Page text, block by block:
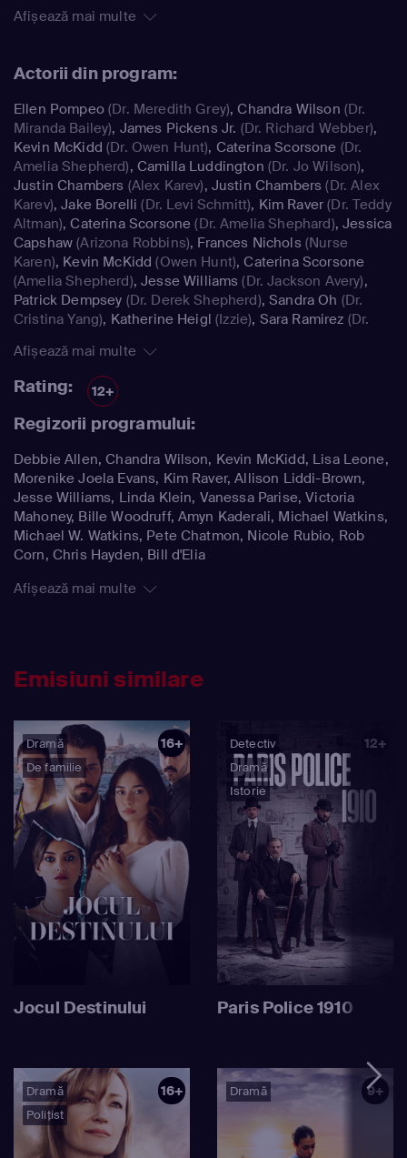
Afișează mai multe
Actorii din program:
Ellen Pompeo(Dr. Meredith Grey),Chandra Wilson (Dr.
Miranda Bailey), James Pickens Jr. (Dr. Richard Webber),
Kevin McKidd (Dr. Owen Hunt), Caterina Scorsone (Dr.
Amelia Shepherd), Camilla Luddington (Dr. Jo Wilson),
Justin Chambers (Alex Karev), Justin Chambers (Dr. Alex
Karev),Jake Borelli (Dr. Levi Schmitt), Kim Raver (Dr. Teddy
Altman),Caterina Scorsone (Dr. Amelia Shephard),Jessica
Capshaw (Arizona Robbins), Frances Nichols (Nurse
Karen), Kevin McKidd (Owen Hunt),Caterina Scorsone
(Amelia Shepherd),Jesse Williams (Dr. Jackson Avery),
Patrick Dempsey (Dr. Derek Shepherd),Sandra Oh (Dr.
Cristina Yang), Katherine Heigl (Izzie), Sara Ramirez (Dr.
Afișează mai multe
Rating: 12+
Regizorii programului:
Debbie Allen, Chandra Wilson, Kevin McKidd, Lisa Leone,
Morenike Joela Evans, Kim Raver, Allison Liddi-Brown,
Jesse Williams, Linda Klein, Vanessa Parise, Victoria
Mahoney, Bille Woodruff, Amyn Kaderali, Michael Watkins,
Michael W. Watkins, Pete Chatmon, Nicole Rubio, Rob
Corn, Chris Hayden, Bill d'Elia
Afișează mai multe
Emisiuni similare
Dramă
De familie
16+
Jocul Destinului
Detectiv
Dramă
Istorie
12+
Paris Police 1910
Dramă
Polițist
16+ Dramă 9+